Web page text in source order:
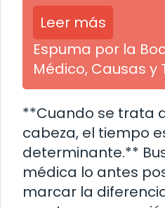
Leer más
Espuma por la
Médico, Causas
**Cuando se trata
cabeza, el tiempo
determinante.**
médica lo antes
marcar la